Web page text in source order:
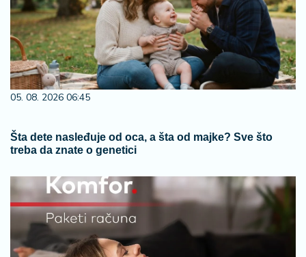
05. 08. 2026 06:45
Šta dete nasleđuje od oca, a šta od majke? Sve što
treba da znate o genetici